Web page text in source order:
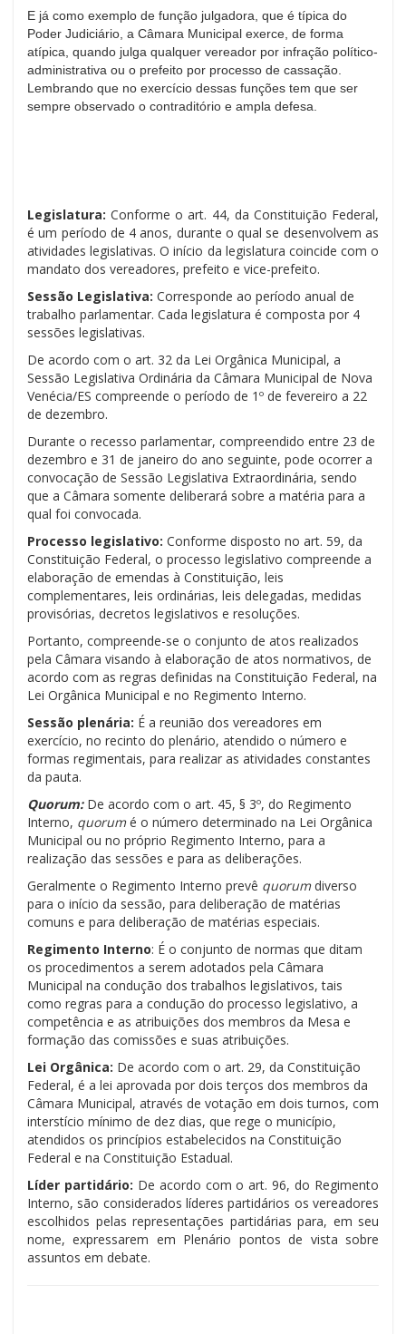
E já como exemplo de função julgadora, que é típica do
Poder Judiciário, a Câmara Municipal exerce, de forma
atípica, quando julga qualquer vereador por infração político-
administrativa ou o prefeito por processo de cassação.
Lembrando que no exercício dessas funções tem que ser
sempre observado o contraditório e ampla defesa.
Legislatura: Conforme o art. 44, da Constituição Federal,
é um período de 4 anos, durante o qual se desenvolvem as
atividades legislativas. O início da legislatura coincide com o
mandato dos vereadores, prefeito e vice-prefeito.
Sessão Legislativa: Corresponde ao período anual de
trabalho parlamentar. Cada legislatura é composta por 4
sessões legislativas.
De acordo com o art. 32 da Lei Orgânica Municipal, a
Sessão Legislativa Ordinária da Câmara Municipal de Nova
Venécia/ES compreende o período de 1º de fevereiro a 22
de dezembro.
Durante o recesso parlamentar, compreendido entre 23 de
dezembro e 31 de janeiro do ano seguinte, pode ocorrer a
convocação de Sessão Legislativa Extraordinária, sendo
que a Câmara somente deliberará sobre a matéria para a
qual foi convocada.
Processo legislativo: Conforme disposto no art. 59, da
Constituição Federal, o processo legislativo compreende a
elaboração de emendas à Constituição, leis
complementares, leis ordinárias, leis delegadas, medidas
provisórias, decretos legislativos e resoluções.
Portanto, compreende-se o conjunto de atos realizados
pela Câmara visando à elaboração de atos normativos, de
acordo com as regras definidas na Constituição Federal, na
Lei Orgânica Municipal e no Regimento Interno.
Sessão plenária: É a reunião dos vereadores em
exercício, no recinto do plenário, atendido o número e
formas regimentais, para realizar as atividades constantes
da pauta.
Quorum:De acordo com o art. 45, § 3º, do Regimento
Interno, quorumé o número determinado na Lei Orgânica
Municipal ou no próprio Regimento Interno, para a
realização das sessões e para as deliberações.
Geralmente o Regimento Interno prevê quorumdiverso
para o início da sessão, para deliberação de matérias
comuns e para deliberação de matérias especiais.
Regimento Interno: É o conjunto de normas que ditam
os procedimentos a serem adotados pela Câmara
Municipal na condução dos trabalhos legislativos, tais
como regras para a condução do processo legislativo, a
competência e as atribuições dos membros da Mesa e
formação das comissões e suas atribuições.
Lei Orgânica: De acordo com o art. 29, da Constituição
Federal, é a lei aprovada por dois terços dos membros da
Câmara Municipal, através de votação em dois turnos, com
interstício mínimo de dez dias, que rege o município,
atendidos os princípios estabelecidos na Constituição
Federal e na Constituição Estadual.
Líder partidário: De acordo com o art. 96, do Regimento
Interno, são considerados líderes partidários os vereadores
escolhidos pelas representações partidárias para, em seu
nome, expressarem em Plenário pontos de vista sobre
assuntos em debate.